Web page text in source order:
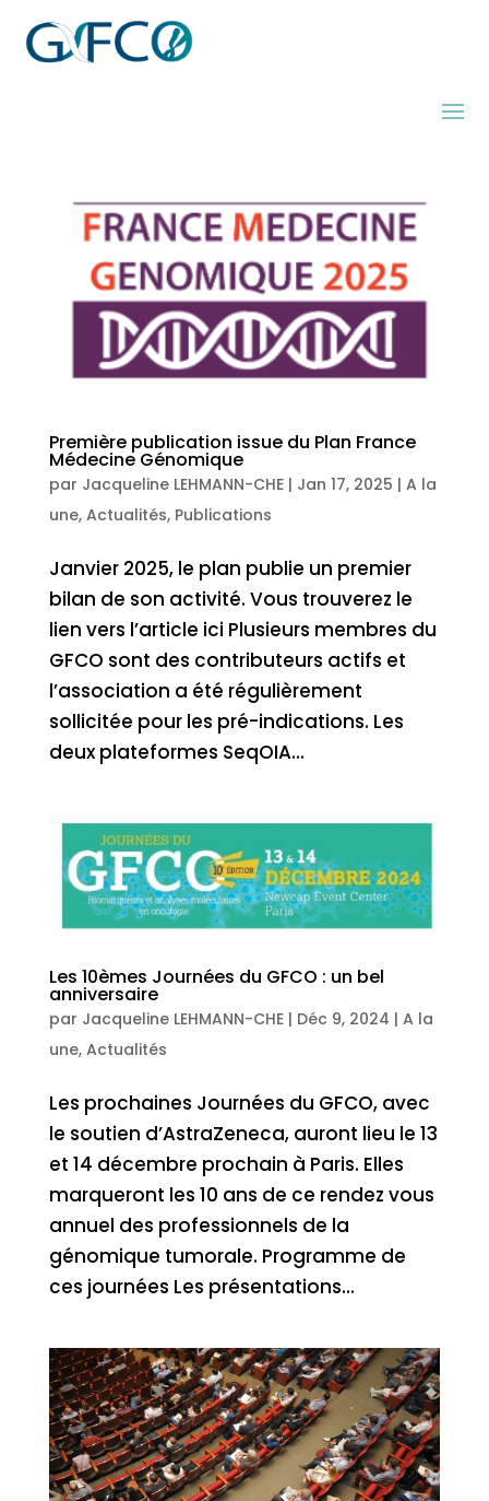
Première publication issue du Plan France
Médecine Génomique
par Jacqueline LEHMANN-CHE| Jan 17, 2025 | A la
une, Actualités, Publications
Janvier 2025, le plan publie un premier
bilan de son activité. Vous trouverez le
lien vers l’article ici Plusieurs membres du
GFCO sont des contributeurs actifs et
l’association a été régulièrement
sollicitée pour les pré-indications. Les
deux plateformes SeqOIA...
Les 10èmes Journées du GFCO : un bel
anniversaire
par Jacqueline LEHMANN-CHE| Déc 9, 2024 | A la
une, Actualités
Les prochaines Journées du GFCO, avec
le soutien d’AstraZeneca, auront lieu le 13
et 14 décembre prochain à Paris. Elles
marqueront les 10 ans de ce rendez vous
annuel des professionnels de la
génomique tumorale. Programme de
ces journées Les présentations...